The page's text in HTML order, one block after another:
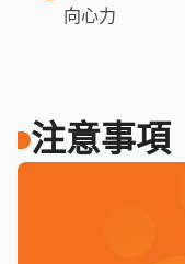
向心力
注意事項